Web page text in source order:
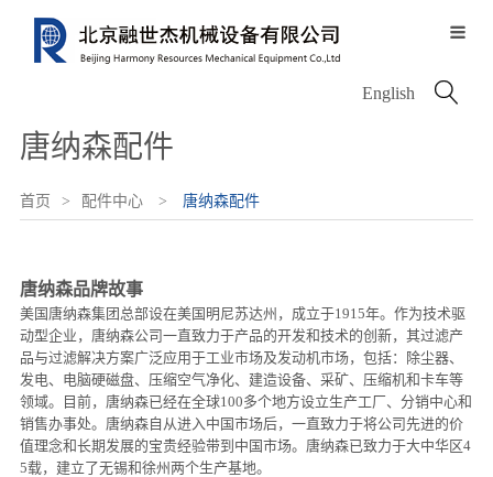

English 
关于我们
资质荣誉
领导致辞
产品中心
电动设备
轮式装载机
铰接式卡车
服务中心
服务网络
服务类型
配件中心
沃尔沃配件
VOLVO PENTA
其他进口配件
信息中心
图片中心
融世杰人
唐纳森配件
首页 > 配件中心 > 唐纳森配件
唐纳森品牌故事
美国唐纳森集团总部设在美国明尼苏达州，成立于1915年。作为技术驱
动型企业，唐纳森公司一直致力于产品的开发和技术的创新，其过滤产
品与过滤解决方案广泛应用于工业市场及发动机市场，包括：除尘器、
发电、电脑硬磁盘、压缩空气净化、建造设备、采矿、压缩机和卡车等
领域。目前，唐纳森已经在全球100多个地方设立生产工厂、分销中心和
销售办事处。唐纳森自从进入中国市场后，一直致力于将公司先进的价
值理念和长期发展的宝贵经验带到中国市场。唐纳森已致力于大中华区4
5载，建立了无锡和徐州两个生产基地。